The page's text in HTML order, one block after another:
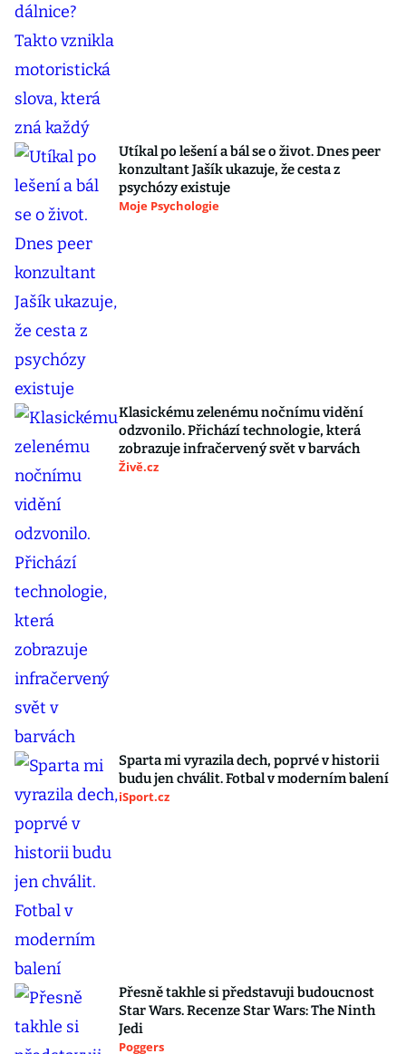
Utíkal po lešení a bál se o život. Dnes peer
konzultant Jašík ukazuje, že cesta z
psychózy existuje
Moje Psychologie
Klasickému zelenému nočnímu vidění
odzvonilo. Přichází technologie, která
zobrazuje infračervený svět v barvách
Živě.cz
Sparta mi vyrazila dech, poprvé v historii
budu jen chválit. Fotbal v moderním balení
iSport.cz
Přesně takhle si představuji budoucnost
Star Wars. Recenze Star Wars: The Ninth
Jedi
Poggers